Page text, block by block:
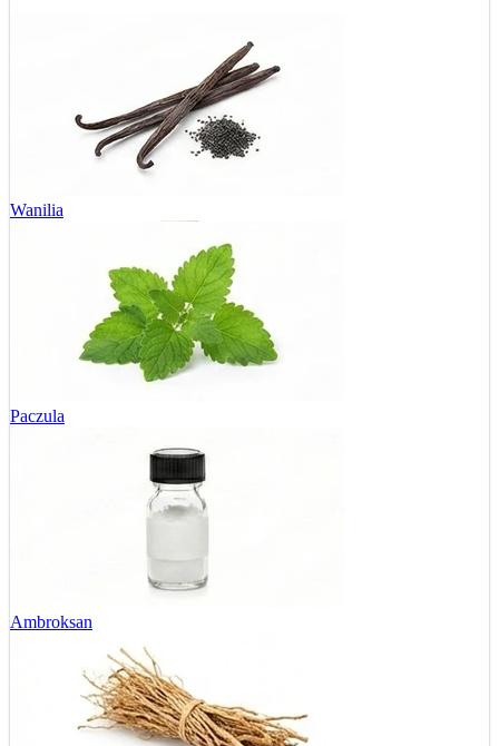
Wanilia
Paczula
Ambroksan